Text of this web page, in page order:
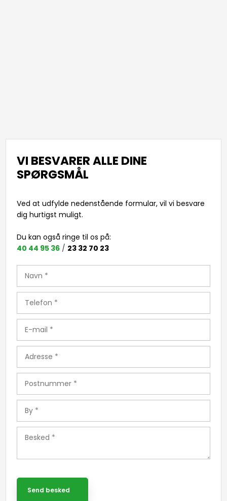
VI BESVARER ALLE DINE
SPØRGSMÅL
Ved at udfylde nedenstående formular, vil vi besvare
dig hurtigst muligt​.
Du kan også ringe til os på: ​
40 44 95 36 / 23 32 70 23